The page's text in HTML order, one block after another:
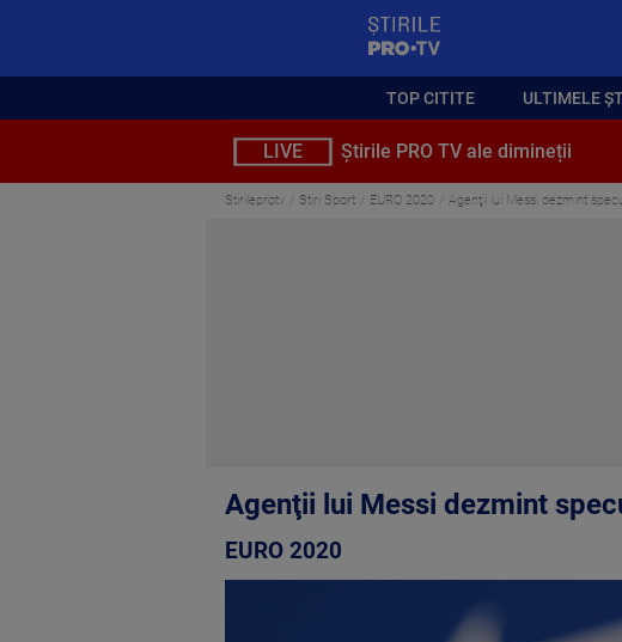
TOP CITITE ULTIMELE
LIVE Știrile PRO TV ale dimineții
Stirileprotv Stiri Sport EURO 2020 Agenţii lui Messi dezmint
Agenţii lui Messi dezmint
EURO 2020